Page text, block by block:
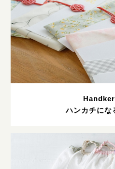
ハンカチにな